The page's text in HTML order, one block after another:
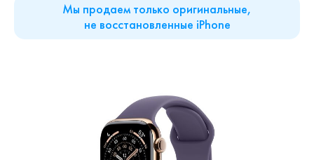
Мы продаем только оригинальные,
не восстановленные iPhone